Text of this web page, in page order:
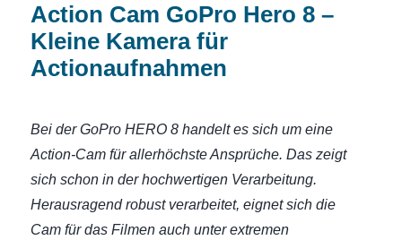
Action Cam GoPro Hero 8 –
Kleine Kamera für
Actionaufnahmen
Bei der GoPro HERO 8 handelt es sich um eine
Action-Cam für allerhöchste Ansprüche. Das zeigt
sich schon in der hochwertigen Verarbeitung.
Herausragend robust verarbeitet, eignet sich die
Cam für das Filmen auch unter extremen